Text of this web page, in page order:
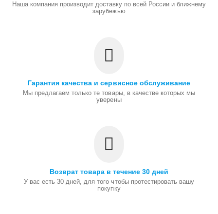
Наша компания производит доставку по всей России и ближнему
зарубежью
Гарантия качества и сервисное обслуживание
Мы предлагаем только те товары, в качестве которых мы
уверены
Возврат товара в течение 30 дней
У вас есть 30 дней, для того чтобы протестировать вашу
покупку